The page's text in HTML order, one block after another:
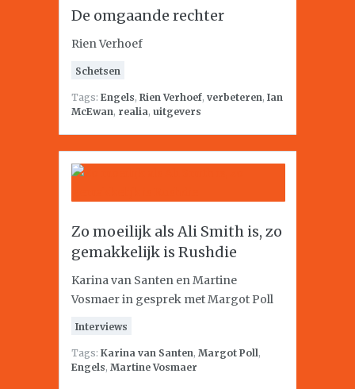
De omgaande rechter
Rien Verhoef
Schetsen
Tags: Engels, Rien Verhoef, verbeteren, Ian
McEwan, realia, uitgevers
Zo moeilijk als Ali Smith is, zo
gemakkelijk is Rushdie
Karina van Santen en Martine
Vosmaer in gesprek met Margot Poll
Interviews
Tags: Karina van Santen, Margot Poll,
Engels, Martine Vosmaer